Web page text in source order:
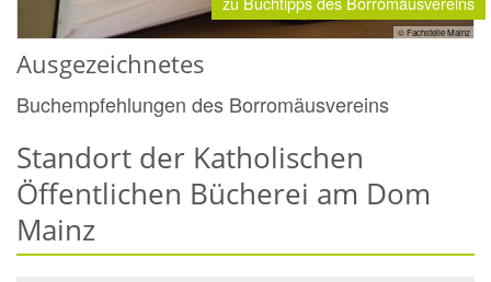
© Fachstelle Mainz
Ausgezeichnetes
Buchempfehlungen des Borromäusvereins
Standort der Katholischen
Öffentlichen Bücherei am Dom
Mainz